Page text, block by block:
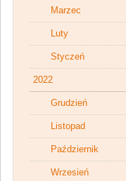
Marzec
Luty
Styczeń
2022
Grudzień
Listopad
Październik
Wrzesień